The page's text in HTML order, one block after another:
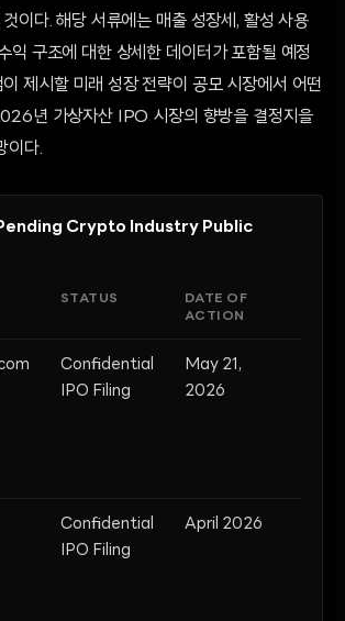
이다. 해당 서류에는 매출 성장세, 활성 사용
익 구조에 대한 상세한 데이터가 포함될 예정
제시할 미래 성장 전략이 공모 시장에서 어떤
년 가상자산 IPO 시장의 향방을 결정지을
이다.
Crypto Industry Public
STATUS
DATE OF
ACTION
Confidential
IPO Filing
May 21,
2026
Confidential
IPO Filing
April 2026